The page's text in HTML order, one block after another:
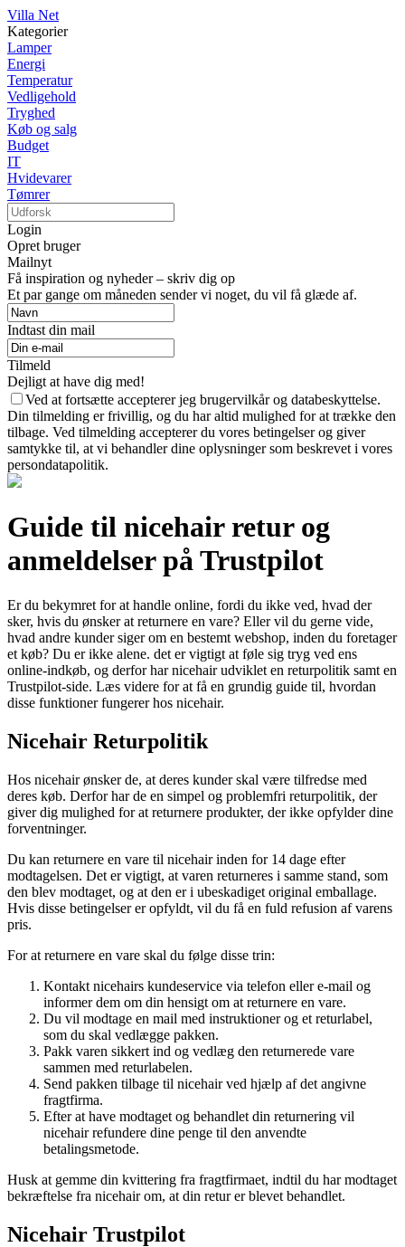
Villa Net
Kategorier
Lamper
Energi
Temperatur
Vedligehold
Tryghed
Køb og salg
Budget
IT
Hvidevarer
Tømrer
Login
Opret bruger
Mailnyt
Få inspiration og nyheder – skriv dig op
Et par gange om måneden sender vi noget, du vil få glæde af.
Indtast din mail
Tilmeld
Dejligt at have dig med!
Ved at fortsætte accepterer jeg brugervilkår og databeskyttelse.
Din tilmelding er frivillig, og du har altid mulighed for at trække den
tilbage. Ved tilmelding accepterer du vores betingelser og giver
samtykke til, at vi behandler dine oplysninger som beskrevet i vores
persondatapolitik.
Guide til nicehair retur og
anmeldelser på Trustpilot
Er du bekymret for at handle online, fordi du ikke ved, hvad der
sker, hvis du ønsker at returnere en vare? Eller vil du gerne vide,
hvad andre kunder siger om en bestemt webshop, inden du foretager
et køb? Du er ikke alene. det er vigtigt at føle sig tryg ved ens
online-indkøb, og derfor har nicehair udviklet en returpolitik samt en
Trustpilot-side. Læs videre for at få en grundig guide til, hvordan
disse funktioner fungerer hos nicehair.
Nicehair Returpolitik
Hos nicehair ønsker de, at deres kunder skal være tilfredse med
deres køb. Derfor har de en simpel og problemfri returpolitik, der
giver dig mulighed for at returnere produkter, der ikke opfylder dine
forventninger.
Du kan returnere en vare til nicehair inden for 14 dage efter
modtagelsen. Det er vigtigt, at varen returneres i samme stand, som
den blev modtaget, og at den er i ubeskadiget original emballage.
Hvis disse betingelser er opfyldt, vil du få en fuld refusion af varens
pris.
For at returnere en vare skal du følge disse trin:
Kontakt nicehairs kundeservice via telefon eller e-mail og
informer dem om din hensigt om at returnere en vare.
Du vil modtage en mail med instruktioner og et returlabel,
som du skal vedlægge pakken.
Pakk varen sikkert ind og vedlæg den returnerede vare
sammen med returlabelen.
Send pakken tilbage til nicehair ved hjælp af det angivne
fragtfirma.
Efter at have modtaget og behandlet din returnering vil
nicehair refundere dine penge til den anvendte
betalingsmetode.
Husk at gemme din kvittering fra fragtfirmaet, indtil du har modtaget
bekræftelse fra nicehair om, at din retur er blevet behandlet.
Nicehair Trustpilot